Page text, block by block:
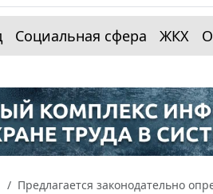
Социальная сфера ЖКХ
Предлагается законодательно